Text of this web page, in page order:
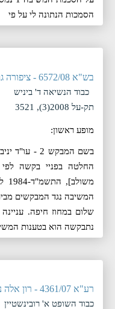
הסמכות הנתונה לי על פי
בש"א 6572/08 - ציפורה גוטנמכר-רוט ואח' נ' טינה יעל ידיד
כבוד הנשיאה ד' ביניש
תק-על 2008(3), 3521
מופע ראשון:
בשם המבקש 2 - עו"ד יניב בולגנים בשם המשיבה - עו"ד
המשיבה נגד המבקשים
שלום במחוז חיפה.
נתבקשה הוא בטענות
רע"א 4361/07 - רון אלה נ' אורן רביב
כבוד השופט א' רובינשטיין